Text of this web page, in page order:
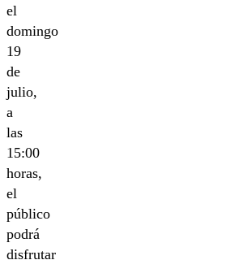
el
domingo
19
de
julio,
a
las
15:00
horas,
el
público
podrá
disfrutar